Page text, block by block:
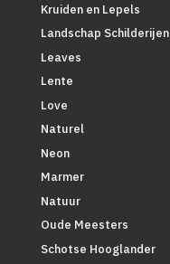
Kruiden en Lepels
Landschap Schilderijen
Leaves
Lente
Love
Naturel
Neon
Marmer
Natuur
Oude Meesters
Schotse Hooglander